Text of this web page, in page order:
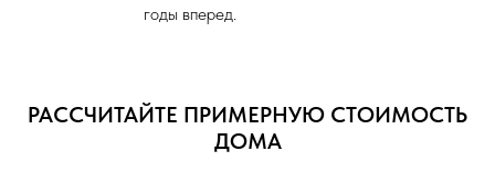
годы вперед.
РАССЧИТАЙТЕ ПРИМЕРНУЮ СТОИМОСТЬ
ДОМА